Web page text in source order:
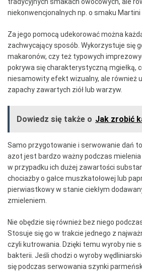
niekonwencjonalnych np. o smaku Martini
Za jego pomocą udekorować można
zachwycający sposób. Wykorzystuje się
makaronów, czy też typowych
pokrywa się charakterystyczną mgiełką,
niesamowity efekt wizualny, ale również
zapachy zawartych ziół lub warzyw.
Dowiedz się także o Jak zrobić
Samo przygotowanie i serwowanie dań
azot jest bardzo ważny podczas mielenia
w przypadku ich dużej zawartości
chociażby o gałce muszkatołowej lub
pierwiastkowy w stanie ciekłym
zmieleniem.
Nie obędzie się również bez niego
Stosuje się go w trakcie jednego z
czyli kutrowania. Dzięki temu wyroby nie
bakterii. Jeśli chodzi o wyroby
się podczas serwowania szynki